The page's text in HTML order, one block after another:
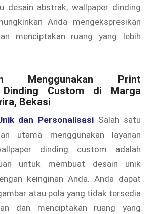
desain abstrak, wallpaper dinding
Anda mengekspresikan
menciptakan ruang yang lebih
Menggunakan Print
Dinding Custom di Marga
Bekasi
dan PersonalisasiSalah satu
utama menggunakan layanan
dinding custom adalah
untuk membuat desain unik
keinginan Anda. Anda dapat
atau pola yang tidak tersedia
dan menciptakan ruang yang